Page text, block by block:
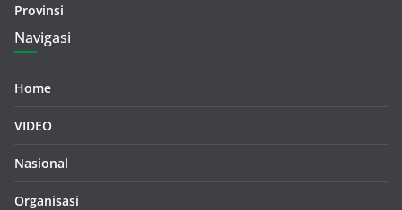
Provinsi
Navigasi
Home
VIDEO
Nasional
Organisasi